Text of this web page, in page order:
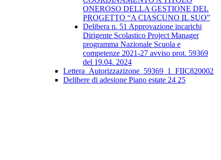
ONEROSO DELLA GESTIONE DEL
PROGETTO “A CIASCUNO IL SUO”
Delibera n. 51 Approvazione incarichi
Dirigente Scolastico Project Manager
programma Nazionale Scuola e
competenze 2021-27 avviso prot. 59369
del 19.04. 2024
Lettera_Autorizzazizone_59369_1_FIIC820002
Delibere di adesione Piano estate 24 25